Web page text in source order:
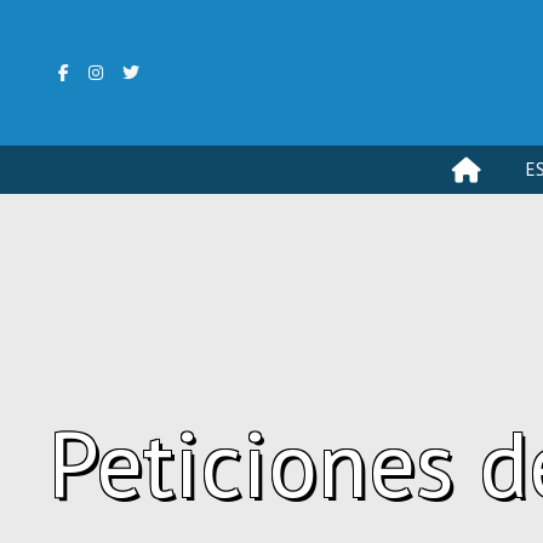
Peticiones